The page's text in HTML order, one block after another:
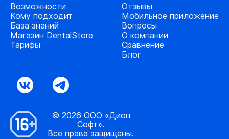
Возможности
Кому подходит
База знаний
Магазин DentalStore
Тарифы
Отзывы
Мобильное приложение
Вопросы
О компании
Сравнение
Блог
© 2026 ООО «Дион
Софт».
Все права защищены.